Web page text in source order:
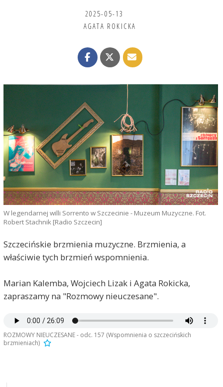
2025-05-13
AGATA ROKICKA
W legendarnej willi Sorrento w Szczecinie - Muzeum Muzyczne. Fot.
Robert Stachnik [Radio Szczecin]
Szczecińskie brzmienia muzyczne. Brzmienia, a
właściwie tych brzmień wspomnienia.
Marian Kalemba, Wojciech Lizak i Agata Rokicka,
zapraszamy na "Rozmowy nieuczesane".
ROZMOWY NIEUCZESANE - odc. 157 (Wspomnienia o szczecińskich
brzmieniach)